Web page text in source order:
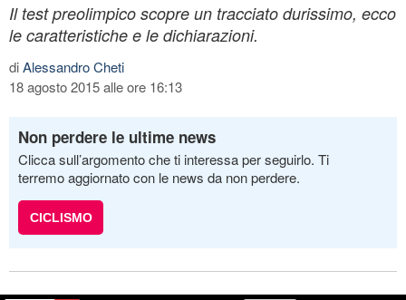
Il test preolimpico scopre un tracciato durissimo, ecco
le caratteristiche e le dichiarazioni.
diAlessandro Cheti
18 agosto 2015 alle ore 16:13
Non perdere le ultime news
Clicca sull’argomento che ti interessa per seguirlo. Ti
terremo aggiornato con le news da non perdere.
CICLISMO